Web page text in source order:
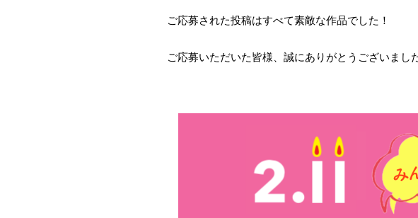
ご応募された投稿はすべて素敵な作品でした！
ご応募いただいた皆様、誠にありがとうございました